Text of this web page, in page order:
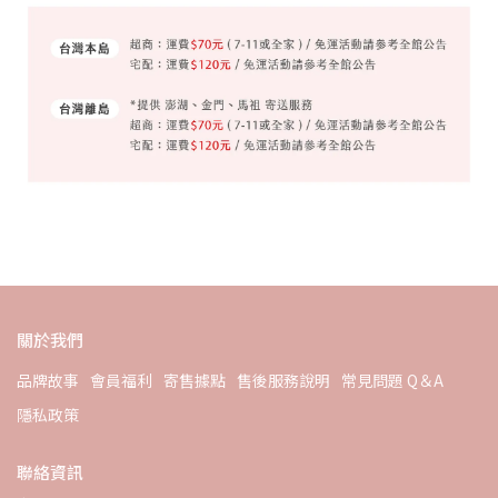
關於我們
品牌故事 會員福利 寄售據點 售後服務說明 常見問題 Q＆A
隱私政策
聯絡資訊